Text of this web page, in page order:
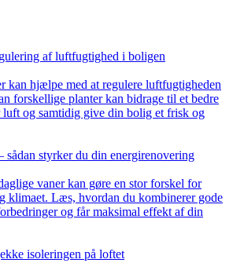
af luftfugtighed i boligen
kan hjælpe med at regulere luftfugtigheden
forskellige planter kan bidrage til et bedre
og samtidig give din bolig et frisk og
sådan styrker du din energirenovering
vaner kan gøre en stor forskel for
klimaet. Læs, hvordan du kombinerer gode
og får maksimal effekt af din
isoleringen på loftet